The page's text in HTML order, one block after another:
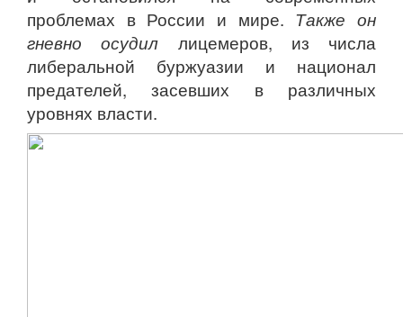
проблемах в России и мире. Также он
гневно осудил лицемеров, из числа
либеральной буржуазии и национал
предателей, засевших в различных
уровнях власти.